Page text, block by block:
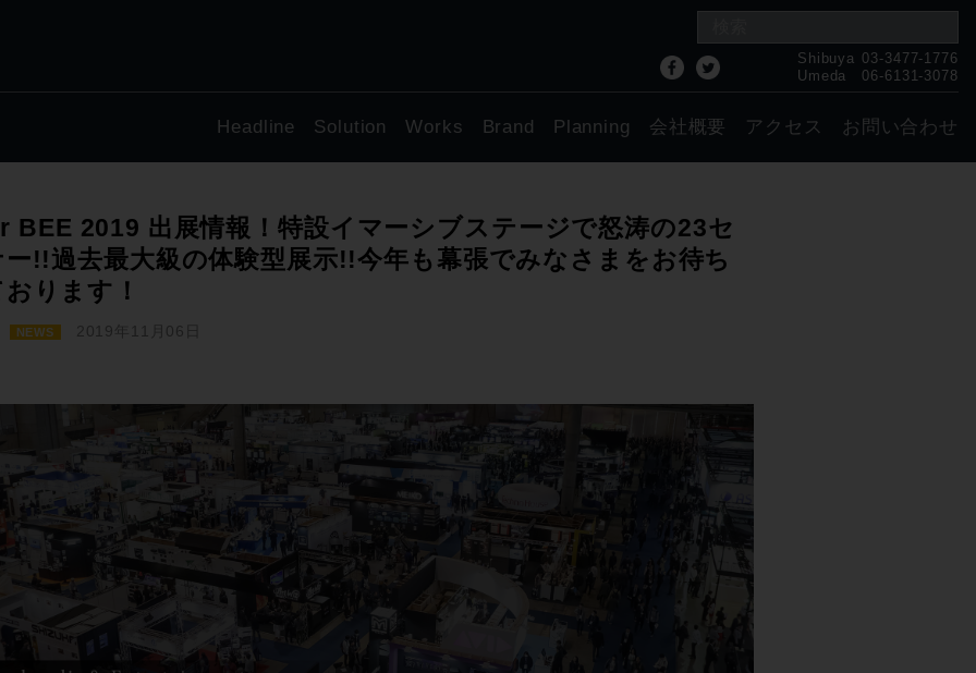
Shibuya 03-3477-1776
Umeda
06-6131-3078
Headline Solution Works Brand Planning 会社概要 アクセス お問い合わせ
BEE 2019 出展情報！特設イマーシブステージで怒涛の23セ
!!過去最大級の体験型展示!!今年も幕張でみなさまをお待ち
ります！
NEWS 2019年11月06日